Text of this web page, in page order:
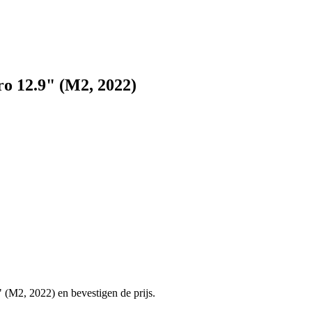
12.9" (M2, 2022)
2022) en bevestigen de prijs.